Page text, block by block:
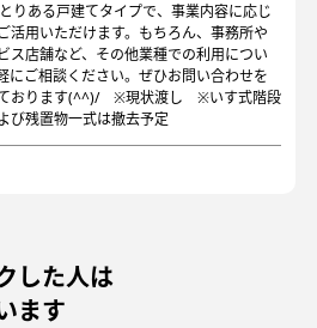
りある戸建てタイプで、事業内容に応じ
活用いただけます。もちろん、事務所や
ス店舗など、その他業種での利用につい
にご相談ください。ぜひお問い合わせを
おります(^^)/ ※現状渡し ※いす式階段
び残置物一式は撤去予定
した人は
ます